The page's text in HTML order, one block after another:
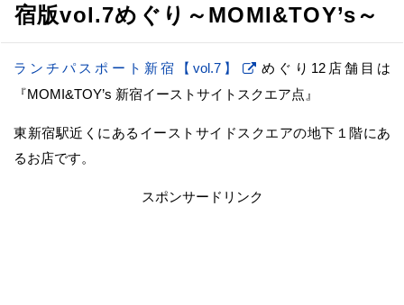
宿版vol.7めぐり～MOMI&TOY’s～
ランチパスポート新宿【vol.7】
めぐり12店舗目は
『MOMI&TOY’s 新宿イーストサイトスクエア点』
東新宿駅近くにあるイーストサイドスクエアの地下１階にあ
るお店です。
スポンサードリンク